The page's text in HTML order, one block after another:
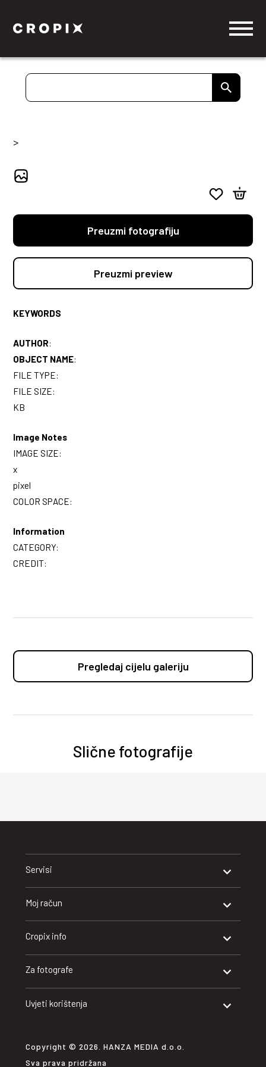
>
Preuzmi fotografiju
Preuzmi preview
KEYWORDS
AUTHOR:
OBJECT NAME:
FILE TYPE:
FILE SIZE:
KB
Image Notes
IMAGE SIZE:
x
pixel
COLOR SPACE:
Information
CATEGORY:
CREDIT:
Pregledaj cijelu galeriju
Slične fotografije
Servisi
Moj račun
Cropix info
Za fotografe
Uvjeti korištenja
Copyright © 2026. HANZA MEDIA d.o.o.
Sva prava pridržana